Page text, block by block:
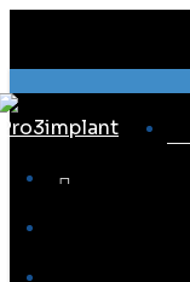
content
facebook
Close